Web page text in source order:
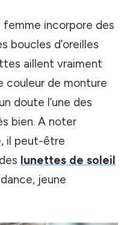
incorpore des
boucles d’oreilles
aillent vraiment
couleur de monture
doute l’une des
bien. A noter
il peut-être
lunettes de soleil
jeune